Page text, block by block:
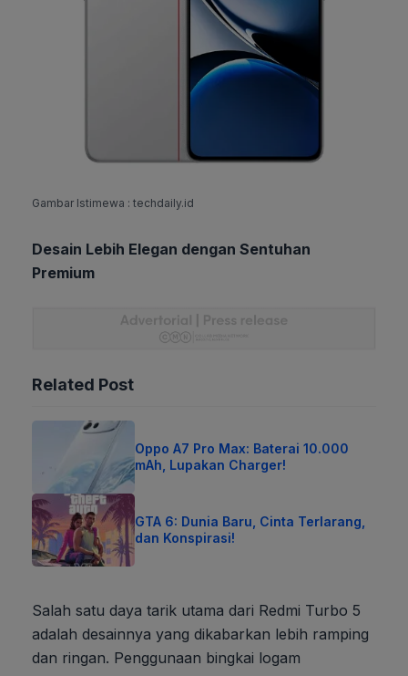
Gambar Istimewa : techdaily.id
Desain Lebih Elegan dengan Sentuhan
Premium
Related Post
Oppo A7 Pro Max: Baterai 10.000
mAh, Lupakan Charger!
GTA 6: Dunia Baru, Cinta Terlarang,
dan Konspirasi!
Salah satu daya tarik utama dari Redmi Turbo 5
adalah desainnya yang dikabarkan lebih ramping
dan ringan. Penggunaan bingkai logam